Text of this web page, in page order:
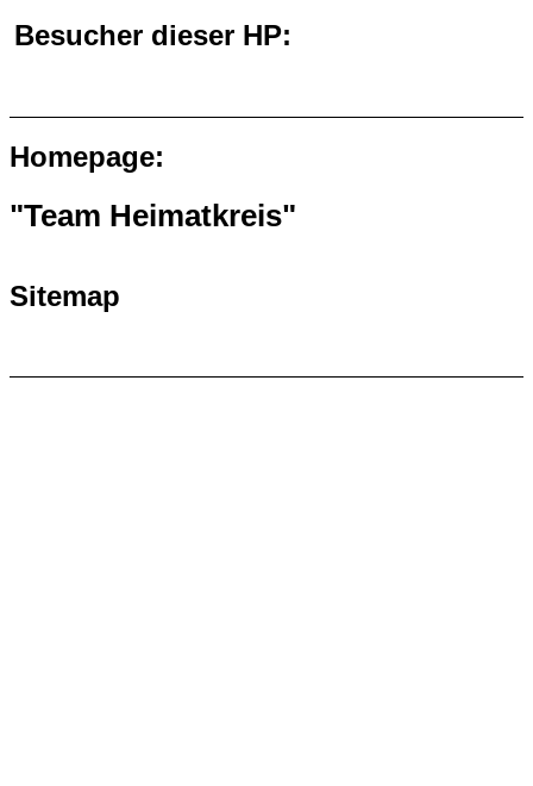
Besucher dieser HP:
Homepage:
"Team Heimatkreis"
Sitemap